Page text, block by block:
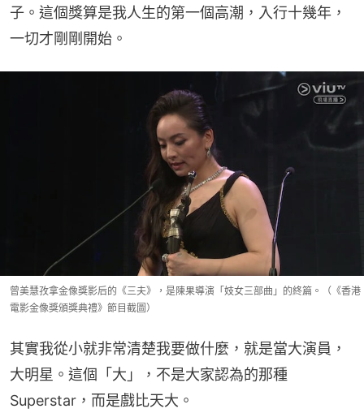
子。這個獎算是我人生的第一個高潮，入行十幾年，
一切才剛剛開始。
曾美慧孜拿金像獎影后的《三夫》，是陳果導演「妓女三部曲」的終篇。（《香港
電影金像獎頒獎典禮》節目截圖）
其實我從小就非常清楚我要做什麼，就是當大演員，
大明星。這個「大」，不是大家認為的那種
Superstar，而是戲比天大。